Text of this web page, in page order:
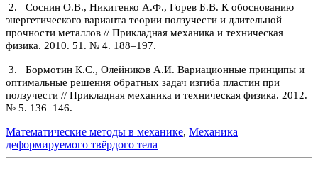
2. Соснин О.В., Никитенко А.Ф., Горев Б.В. К обоснованию
энергетического варианта теории ползучести и длительной
прочности металлов // Прикладная механика и техническая
физика. 2010. 51. № 4. 188–197.
3. Бормотин К.С., Олейников А.И. Вариационные принципы и
оптимальные решения обратных задач изгиба пластин при
ползучести // Прикладная механика и техническая физика. 2012.
№ 5. 136–146.
Математические методы в механике, Механика
деформируемого твёрдого тела